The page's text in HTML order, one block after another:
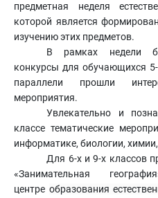
предметная неделя
которой является
изучению этих предметов.
В рамках недели
конкурсы для обучающихся
параллели прошли
мероприятия.
Увлекательно и
классе тематические
информатике, биологии,
Для 6-х и 9-х классов
«Занимательная
центре образования